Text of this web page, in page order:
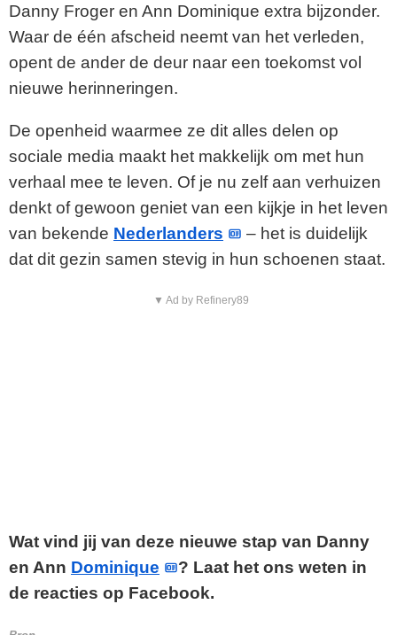
Danny Froger en Ann Dominique extra bijzonder.
Waar de één afscheid neemt van het verleden,
opent de ander de deur naar een toekomst vol
nieuwe herinneringen.
De openheid waarmee ze dit alles delen op
sociale media maakt het makkelijk om met hun
verhaal mee te leven. Of je nu zelf aan verhuizen
denkt of gewoon geniet van een kijkje in het leven
van bekende Nederlanders
– het is duidelijk
dat dit gezin samen stevig in hun schoenen staat.
▼ Ad by Refinery89
Wat vind jij van deze nieuwe stap van Danny
en Ann Dominique
? Laat het ons weten in
de reacties op Facebook.